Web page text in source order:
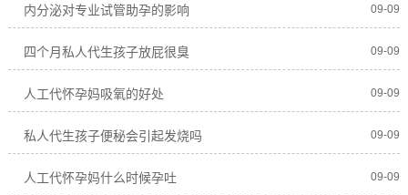
内分泌对专业试管助孕的影响 09-09
四个月私人代生孩子放屁很臭 09-09
人工代怀孕妈吸氧的好处 09-09
私人代生孩子便秘会引起发烧吗 09-09
人工代怀孕妈什么时候孕吐 09-09